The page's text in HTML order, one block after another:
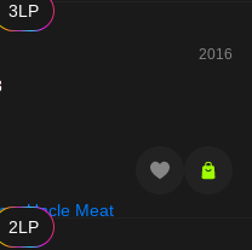
3LP
2016
2LP